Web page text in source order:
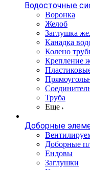
Водосточные
Воронка
Желоб
Заглушка
Канадка
Колено
Крепление
Труба
Еще
Доборные
Доборные
Ендовы
Заглушки